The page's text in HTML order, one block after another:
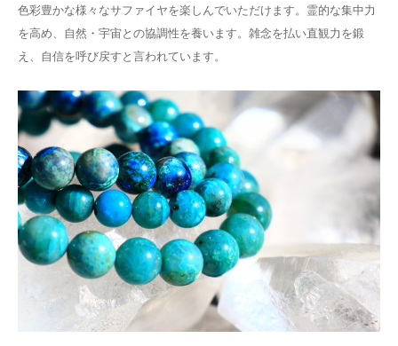
色彩豊かな様々なサファイヤを楽しんでいただけます。霊的な集中力
を高め、自然・宇宙との協調性を養います。雑念を払い直観力を鍛
え、自信を呼び戻すと言われています。